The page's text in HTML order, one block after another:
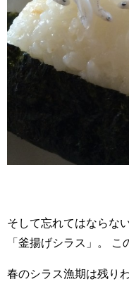
そして忘れてはならな
「釜揚げシラス」。 こ
春のシラス漁期は残り